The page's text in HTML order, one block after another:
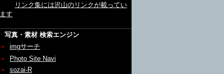
リンク集には沢山のリンクが載ってい
ます
写真・素材 検索エンジン
imgサーチ
Photo Site Navi
sozai-R